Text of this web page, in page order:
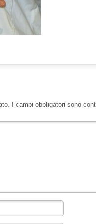
I campi obbligatori sono